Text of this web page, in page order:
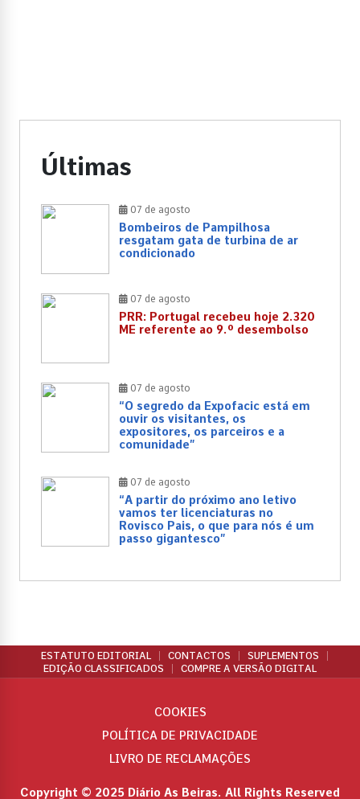
Últimas
07 de agosto
Bombeiros de Pampilhosa
resgatam gata de turbina de ar
condicionado
07 de agosto
PRR: Portugal recebeu hoje 2.320
ME referente ao 9.º desembolso
07 de agosto
“O segredo da Expofacic está em
ouvir os visitantes, os
expositores, os parceiros e a
comunidade”
07 de agosto
“A partir do próximo ano letivo
vamos ter licenciaturas no
Rovisco Pais, o que para nós é um
passo gigantesco”
ESTATUTO EDITORIAL CONTACTOS
SUPLEMENTOS
EDIÇÃO CLASSIFICADOS
COMPRE A VERSÃO DIGITAL
Copyright © 2025 Diário As Beiras. All Rights Reserved
COOKIES
POLÍTICA DE PRIVACIDADE
LIVRO DE RECLAMAÇÕES